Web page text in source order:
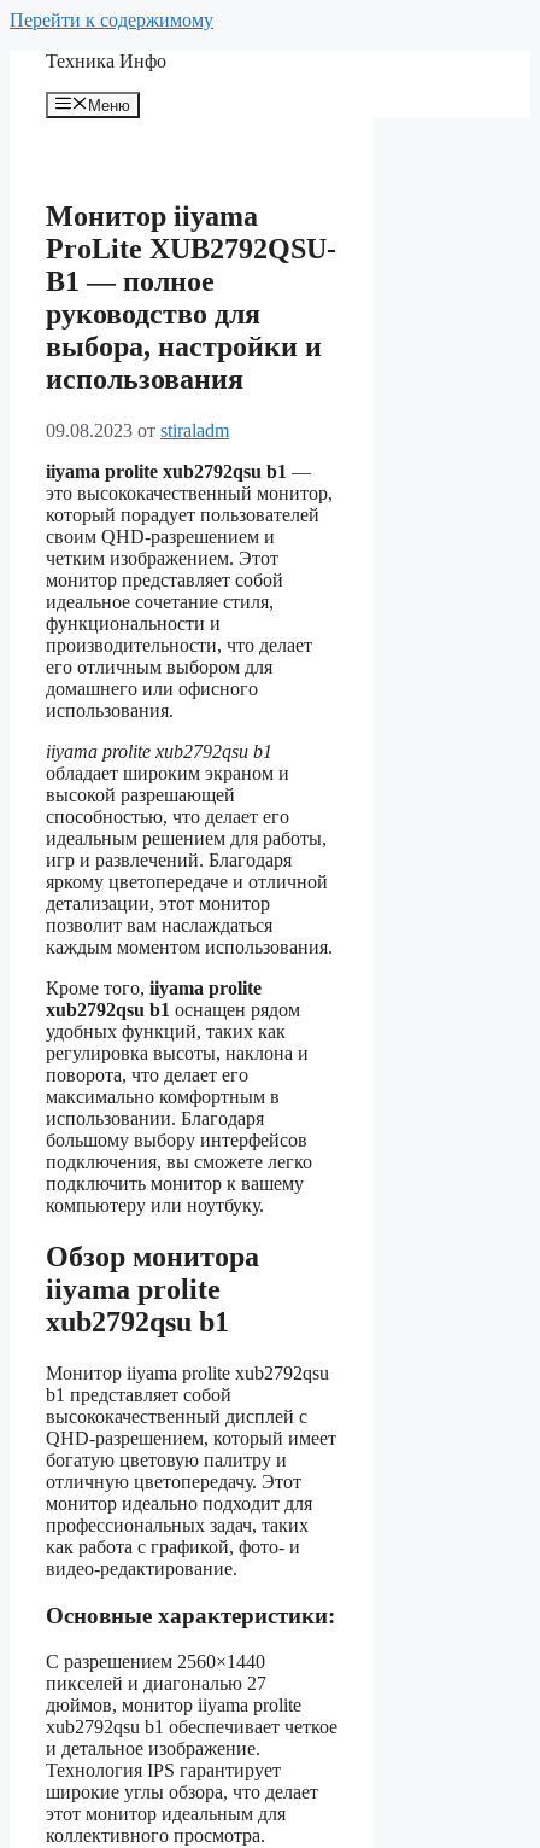
Перейти к содержимому
Техника Инфо
Меню
Монитор iiyama
ProLite XUB2792QSU-
B1 — полное
руководство для
выбора, настройки и
использования
09.08.2023 от stiraladm
iiyama prolite xub2792qsu b1 —
это высококачественный монитор,
который порадует пользователей
своим QHD-разрешением и
четким изображением. Этот
монитор представляет собой
идеальное сочетание стиля,
функциональности и
производительности, что делает
его отличным выбором для
домашнего или офисного
использования.
iiyama prolite xub2792qsu b1
обладает широким экраном и
высокой разрешающей
способностью, что делает его
идеальным решением для работы,
игр и развлечений. Благодаря
яркому цветопередаче и отличной
детализации, этот монитор
позволит вам наслаждаться
каждым моментом использования.
Кроме того, iiyama prolite
xub2792qsu b1 оснащен рядом
удобных функций, таких как
регулировка высоты, наклона и
поворота, что делает его
максимально комфортным в
использовании. Благодаря
большому выбору интерфейсов
подключения, вы сможете легко
подключить монитор к вашему
компьютеру или ноутбуку.
Обзор монитора
iiyama prolite
xub2792qsu b1
Монитор iiyama prolite xub2792qsu
b1 представляет собой
высококачественный дисплей с
QHD-разрешением, который имеет
богатую цветовую палитру и
отличную цветопередачу. Этот
монитор идеально подходит для
профессиональных задач, таких
как работа с графикой, фото- и
видео-редактирование.
Основные характеристики:
С разрешением 2560×1440
пикселей и диагональю 27
дюймов, монитор iiyama prolite
xub2792qsu b1 обеспечивает четкое
и детальное изображение.
Технология IPS гарантирует
широкие углы обзора, что делает
этот монитор идеальным для
коллективного просмотра.